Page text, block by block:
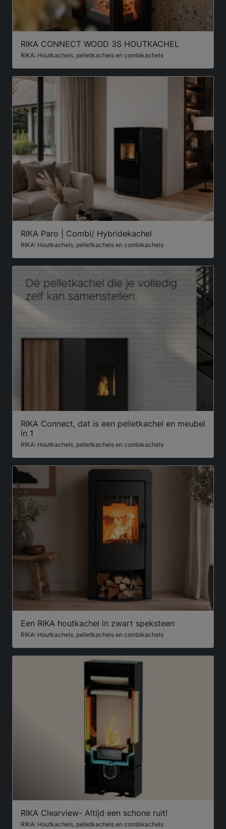
RIKA CONNECT WOOD 3S HOUTKACHEL
RIKA: Houtkachels, pelletkachels en combikachels
RIKA Paro | Combi/ Hybridekachel
RIKA: Houtkachels, pelletkachels en combikachels
RIKA Connect, dat is een pelletkachel en meubel
in 1
RIKA: Houtkachels, pelletkachels en combikachels
Een RIKA houtkachel in zwart speksteen
RIKA: Houtkachels, pelletkachels en combikachels
RIKA Clearview- Altijd een schone ruit!
RIKA: Houtkachels, pelletkachels en combikachels